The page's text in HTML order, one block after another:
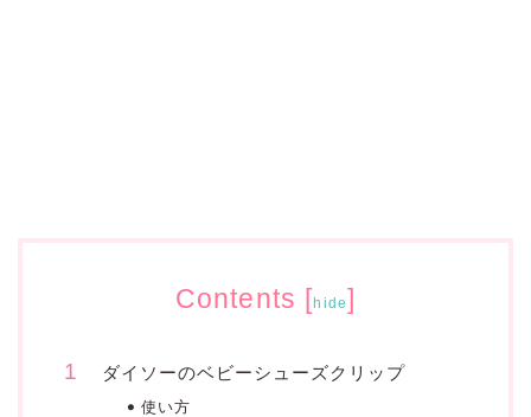
Contents [hide]
ダイソーのベビーシューズクリップ
使い方